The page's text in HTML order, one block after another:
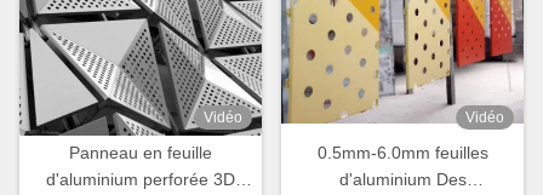
Vidéo
Panneau en feuille
d'aluminium perforée 3D
Vidéo
0.5mm-6.0mm feuilles
d'aluminium Des